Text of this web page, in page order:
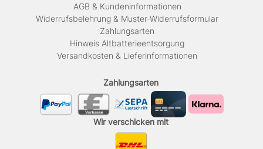
AGB & Kundeninformationen
Widerrufsbelehrung & Muster-Widerrufsformular
Zahlungsarten
Hinweis Altbatterieentsorgung
Versandkosten & Lieferinformationen
Zahlungsarten
Wir verschicken mit